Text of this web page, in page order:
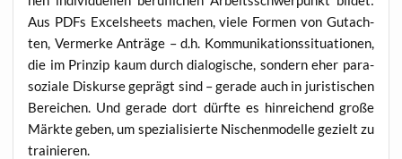
Aus PDFs Excels­heets machen, vie­le For­men von Gut­ach­
ten, Ver­mer­ke Anträ­ge – d.h. Kom­mu­ni­ka­ti­ons­si­tua­tio­nen,
die im Prin­zip kaum durch dia­lo­gi­sche, son­dern eher para­
so­zia­le Dis­kur­se geprägt sind – gera­de auch in juris­ti­schen
Berei­chen. Und gera­de dort dürf­te es hin­rei­chend gro­ße
Märk­te geben, um spe­zia­li­sier­te Nischen­mo­del­le gezielt zu
trainieren.